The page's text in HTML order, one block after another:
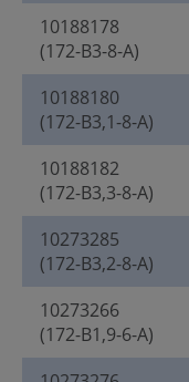
10188178
(172-B3-8-A)
10188180
(172-B3,1-8-A)
10188182
(172-B3,3-8-A)
10273285
(172-B3,2-8-A)
10273266
(172-B1,9-6-A)